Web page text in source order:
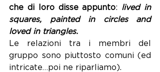
che di loro disse appunto: lived in
squares, painted in circles and
loved in triangles.
Le relazioni tra i membri del
gruppo sono piuttosto comuni (ed
intricate…poi ne riparliamo).